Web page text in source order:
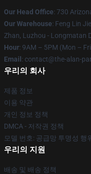
Our Head Office: 730
Our Warehouse: Feng Lin
Zhan, Luzhou - Longmatan
Hour: 9AM – 5PM (Mon –
Email : contact@the-alan-
우리의 회사
제품 정보
이용 약관
개인 정보 정책
DMCA - 저작권 정책
모델 번호: 공급망 투명성 행
우리의 지원
배송 및 배송 정책